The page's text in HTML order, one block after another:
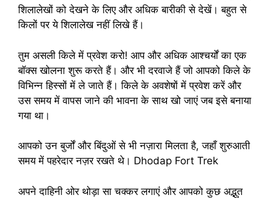
शिलालेखों को देखने के लिए और अधिक बारीकी से देखें। बहुत से
किलों पर ये शिलालेख नहीं लिखे हैं।
तुम असली किले में प्रवेश करो! आप और अधिक आश्चर्यों का एक
बॉक्स खोलना शुरू करते हैं। और भी दरवाजे हैं जो आपको किले के
विभिन्न हिस्सों में ले जाते हैं। किले के अवशेषों में प्रवेश करें और
उस समय में वापस जाने की भावना के साथ खो जाएं जब इसे बनाया
गया था।
आपको उन बुर्जों और बिंदुओं से भी नज़ारा मिलता है, जहाँ शुरुआती
समय में पहरेदार नज़र रखते थे। Dhodap Fort Trek
अपने दाहिनी ओर थोड़ा सा चक्कर लगाएं और आपको कुछ अद्भुत